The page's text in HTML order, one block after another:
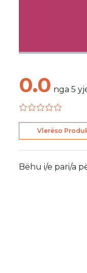
0.0 nga 5
Vlerëso
Bëhu i/e pari/a